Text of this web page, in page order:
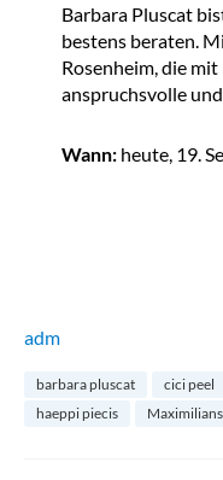
Barbara Pluscat
bestens beraten.
Rosenheim, die
anspruchsvolle
Wann: heute, 19.
adm
barbara pluscat cici peel
haeppi piecis